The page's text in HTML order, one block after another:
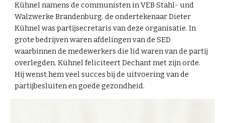
Kühnel namens de communisten in VEB Stahl- und
Walzwerke Brandenburg. de ondertekenaar Dieter
Kühnel was partijsecretaris van deze organisatie. In
grote bedrijven waren afdelingen van de SED
waarbinnen de medewerkers die lid waren van de partij
overlegden. Kühnel feliciteert Dechant met zijn orde.
Hij wenst hem veel succes bij de uitvoering van de
partijbesluiten en goede gezondheid.